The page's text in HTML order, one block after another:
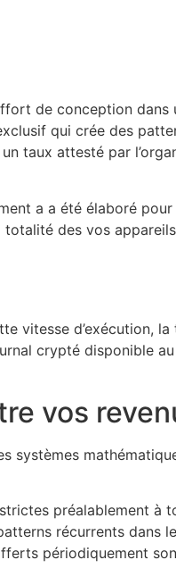
de conception
qui crée des
un taux attesté par
a a été élaboré
totalité des vos
vitesse d’exécution,
crypté disponible
vos
systèmes
préalablement à
récurrents dans
périodiquement